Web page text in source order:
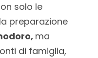
solo le
preparazione
ma
di famiglia,